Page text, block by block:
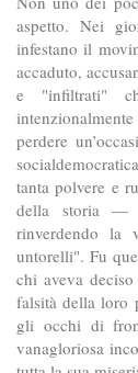
aspetto. Nei
infestano il
accaduto,
e "infiltrati"
perdere
tanta polvere e
della storia —
rinverdendo la
untorelli". Fu
chi aveva
falsità della loro
gli occhi di
vanagloriosa